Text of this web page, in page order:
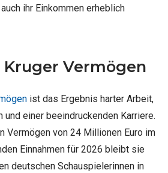
ihr Einkommen erheblich
Kruger Vermögen
ist das Ergebnis harter Arbeit,
und einer beeindruckenden Karriere.
Vermögen von 24 Millionen Euro im
Einnahmen für 2026 bleibt sie
deutschen Schauspielerinnen in